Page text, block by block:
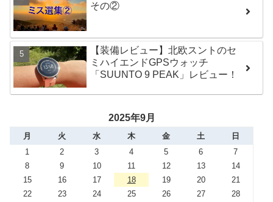
その②
【装備レビュー】北欧スントのセ
ミハイエンドGPSウォッチ
「SUUNTO 9 PEAK」レビュー！
2025年9月
月 火 水 木 金 土
日
1
2 3 4 5 6
7
8
9 10 11 12 13
14
15
16 17 18 19 20
21
22
23 24 25 26 27
28